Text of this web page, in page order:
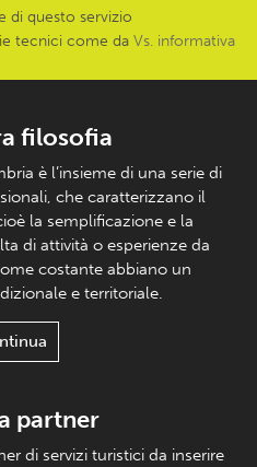
di questo servizio
tecnici come da Vs. informativa
filosofia
è l’insieme di una serie di
che caratterizzano il
la semplificazione e la
di attività o esperienze da
costante abbiano un
e territoriale.
partner
di servizi turistici da inserire